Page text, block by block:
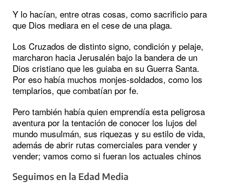
Y lo hacían, entre otras cosas, como sacrificio para
que Dios mediara en el cese de una plaga.
Los Cruzados de distinto signo, condición y pelaje,
marcharon hacia Jerusalén bajo la bandera de un
Dios cristiano que les guiaba en su Guerra Santa.
Por eso había muchos monjes-soldados, como los
templarios, que combatían por fe.
Pero también había quien emprendía esta peligrosa
aventura por la tentación de conocer los lujos del
mundo musulmán, sus riquezas y su estilo de vida,
además de abrir rutas comerciales para vender y
vender; vamos como si fueran los actuales chinos
Seguimos en la Edad Media